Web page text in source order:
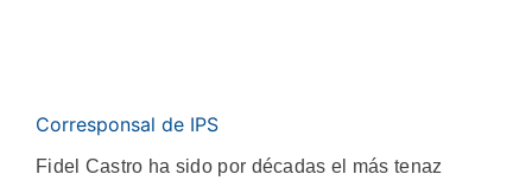
Corresponsal de IPS
Fidel Castro ha sido por décadas el más tenaz